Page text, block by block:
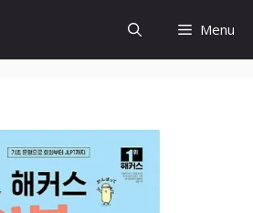
Menu